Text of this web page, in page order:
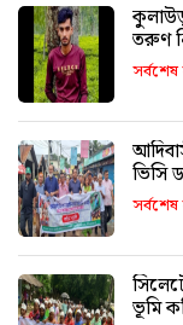
তরুণ
ভিসি
ভূমি